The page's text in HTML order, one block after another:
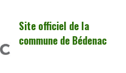
Site officiel de la
commune de Bédenac